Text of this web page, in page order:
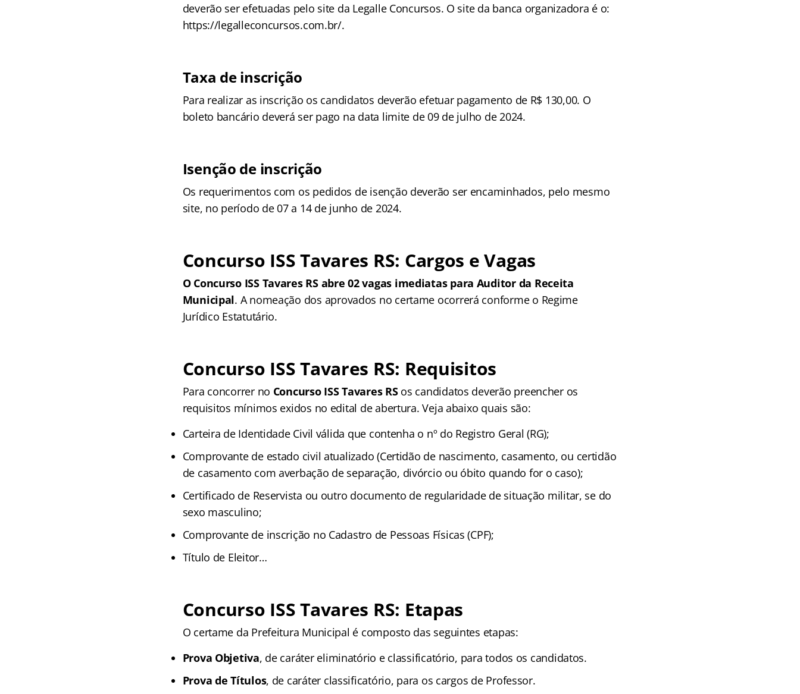
deverão ser efetuadas pelo site da Legalle Concursos. O site da banca organizadora é o:
https://legalleconcursos.com.br/.
Taxa de inscrição
Para realizar as inscrição os candidatos deverão efetuar pagamento de R$ 130,00. O
boleto bancário deverá ser pago na data limite de 09 de julho de 2024.
Isenção de inscrição
Os requerimentos com os pedidos de isenção deverão ser encaminhados, pelo mesmo
site, no período de 07 a 14 de junho de 2024.
Concurso ISS Tavares RS: Cargos e Vagas
O Concurso ISS Tavares RS abre 02 vagas imediatas para Auditor da Receita
Municipal. A nomeação dos aprovados no certame ocorrerá conforme o Regime
Jurídico Estatutário.
Concurso ISS Tavares RS: Requisitos
Para concorrer no Concurso ISS Tavares RS os candidatos deverão preencher os
requisitos mínimos exidos no edital de abertura. Veja abaixo quais são:
Carteira de Identidade Civil válida que contenha o nº do Registro Geral (RG);
Comprovante de estado civil atualizado (Certidão de nascimento, casamento, ou certidão
de casamento com averbação de separação, divórcio ou óbito quando for o caso);
Certificado de Reservista ou outro documento de regularidade de situação militar, se do
sexo masculino;
Comprovante de inscrição no Cadastro de Pessoas Físicas (CPF);
Título de Eleitor…
Concurso ISS Tavares RS: Etapas
O certame da Prefeitura Municipal é composto das seguintes etapas:
Prova Objetiva, de caráter eliminatório e classificatório, para todos os candidatos.
Prova de Títulos, de caráter classificatório, para os cargos de Professor.